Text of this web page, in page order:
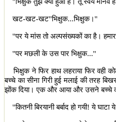
खट-खट-खट''भिक्षुक...भिक्षुक।''
''पर ये मांस तो अल्पसंख्यकों का है।
''पर मछली के उस पार भिक्षुक...''
भिक्षुक ने फिर हाथ लहराया फिर
बच्चे का सीना गिरी हुई मलाई की तरह
झोंक दिया। एक और आया और उसने बच्चे
''कितनी बिरयानी बर्बाद हो गयी! ये घाटा